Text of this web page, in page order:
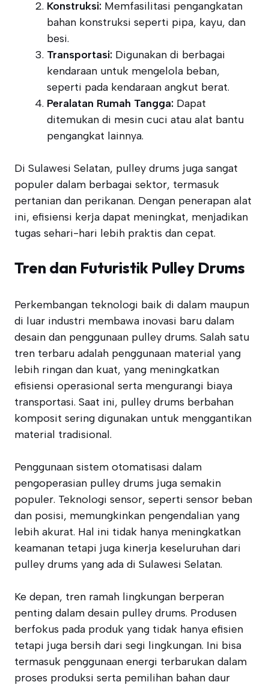
Konstruksi: Memfasilitasi pengangkatan
bahan konstruksi seperti pipa, kayu, dan
besi.
Transportasi: Digunakan di berbagai
kendaraan untuk mengelola beban,
seperti pada kendaraan angkut berat.
Peralatan Rumah Tangga: Dapat
ditemukan di mesin cuci atau alat bantu
pengangkat lainnya.
Di Sulawesi Selatan, pulley drums juga sangat
populer dalam berbagai sektor, termasuk
pertanian dan perikanan. Dengan penerapan alat
ini, efisiensi kerja dapat meningkat, menjadikan
tugas sehari-hari lebih praktis dan cepat.
Tren dan Futuristik Pulley Drums
Perkembangan teknologi baik di dalam maupun
di luar industri membawa inovasi baru dalam
desain dan penggunaan pulley drums. Salah satu
tren terbaru adalah penggunaan material yang
lebih ringan dan kuat, yang meningkatkan
efisiensi operasional serta mengurangi biaya
transportasi. Saat ini, pulley drums berbahan
komposit sering digunakan untuk menggantikan
material tradisional.
Penggunaan sistem otomatisasi dalam
pengoperasian pulley drums juga semakin
populer. Teknologi sensor, seperti sensor beban
dan posisi, memungkinkan pengendalian yang
lebih akurat. Hal ini tidak hanya meningkatkan
keamanan tetapi juga kinerja keseluruhan dari
pulley drums yang ada di Sulawesi Selatan.
Ke depan, tren ramah lingkungan berperan
penting dalam desain pulley drums. Produsen
berfokus pada produk yang tidak hanya efisien
tetapi juga bersih dari segi lingkungan. Ini bisa
termasuk penggunaan energi terbarukan dalam
proses produksi serta pemilihan bahan daur